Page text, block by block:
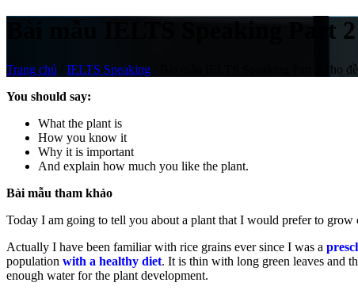
Bài mẫu IELTS Speaking Part
Trang chủ IELTS Speaking
Bài mẫu IELTS Speaking Part 2 cho
You should say:
What the plant is
How you know it
Why it is important
And explain how much you like the plant.
Bài mẫu tham khảo
Today I am going to tell you about a plant that I would prefer to
Actually I have been familiar with rice grains ever since I was a
population with a healthy diet. It is thin with long green leaves and
enough water for the plant development.